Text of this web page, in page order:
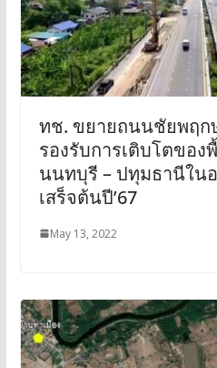
ทช. ขยายถนนชัยพฤก
รองรับการเติบโตของ
นนทบุรี – ปทุมธานีใน
เสร็จต้นปี’67
May 13, 2022